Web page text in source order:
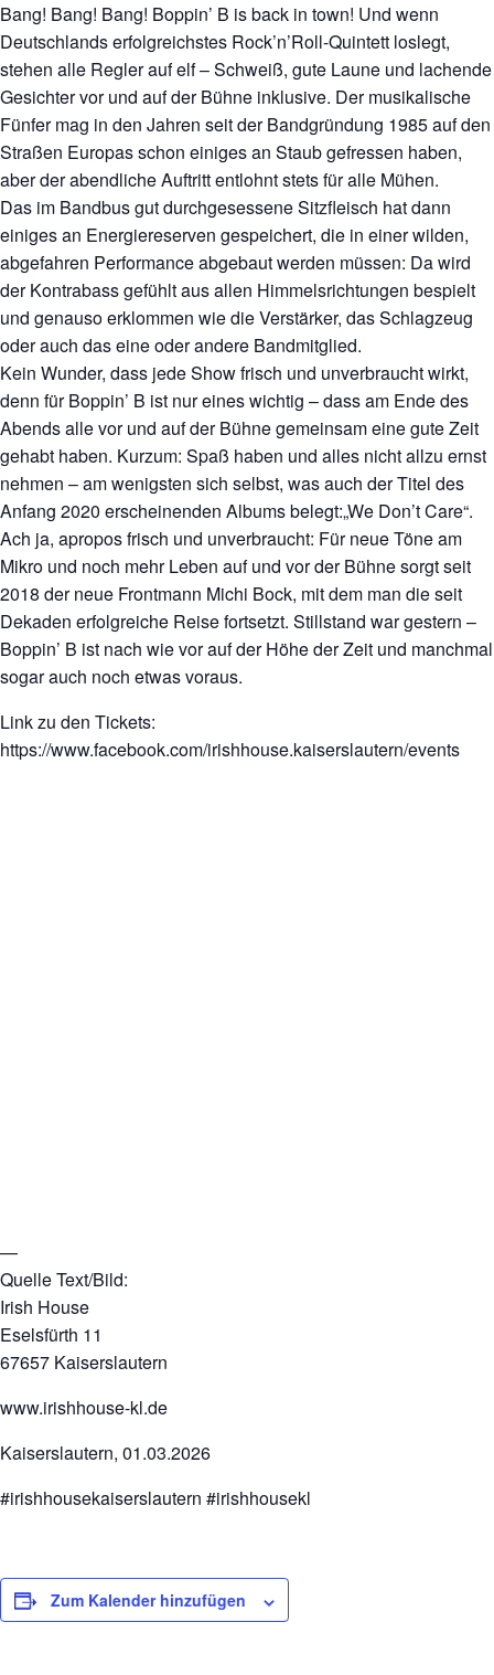
Bang! Bang! Bang! Boppin’ B is back in town! Und wenn
Deutschlands erfolgreichstes Rock’n’Roll-Quintett loslegt,
stehen alle Regler auf elf – Schweiß, gute Laune und lachende
Gesichter vor und auf der Bühne inklusive. Der musikalische
Fünfer mag in den Jahren seit der Bandgründung 1985 auf den
Straßen Europas schon einiges an Staub gefressen haben,
aber der abendliche Auftritt entlohnt stets für alle Mühen.
Das im Bandbus gut durchgesessene Sitzfleisch hat dann
einiges an Energiereserven gespeichert, die in einer wilden,
abgefahren Performance abgebaut werden müssen: Da wird
der Kontrabass gefühlt aus allen Himmelsrichtungen bespielt
und genauso erklommen wie die Verstärker, das Schlagzeug
oder auch das eine oder andere Bandmitglied.
Kein Wunder, dass jede Show frisch und unverbraucht wirkt,
denn für Boppin’ B ist nur eines wichtig – dass am Ende des
Abends alle vor und auf der Bühne gemeinsam eine gute Zeit
gehabt haben. Kurzum: Spaß haben und alles nicht allzu ernst
nehmen – am wenigsten sich selbst, was auch der Titel des
Anfang 2020 erscheinenden Albums belegt:„We Don’t Care“.
Ach ja, apropos frisch und unverbraucht: Für neue Töne am
Mikro und noch mehr Leben auf und vor der Bühne sorgt seit
2018 der neue Frontmann Michi Bock, mit dem man die seit
Dekaden erfolgreiche Reise fortsetzt. Stillstand war gestern –
Boppin’ B ist nach wie vor auf der Höhe der Zeit und manchmal
sogar auch noch etwas voraus.
Link zu den Tickets:
https://www.facebook.com/irishhouse.kaiserslautern/events
—
Quelle Text/Bild:
Irish House
Eselsfürth 11
67657 Kaiserslautern
www.irishhouse-kl.de
Kaiserslautern, 01.03.2026
#irishhousekaiserslautern #irishhousekl
Zum Kalender hinzufügen